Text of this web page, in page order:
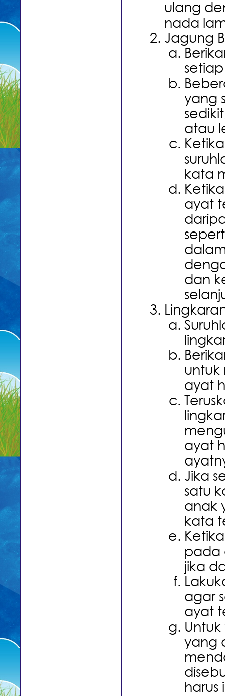
ulang
nada
Jagung
yang
atau
kata
ayat
dan
untuk
ayat
ayat
Jika
satu
anak
kata
pada
jika
agar
ayat
yang